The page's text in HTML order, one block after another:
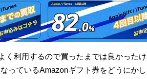
く利用するので買ったまでは良かった
っているAmazonギフト券をどうにか